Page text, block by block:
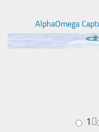
AlphaOmega
1